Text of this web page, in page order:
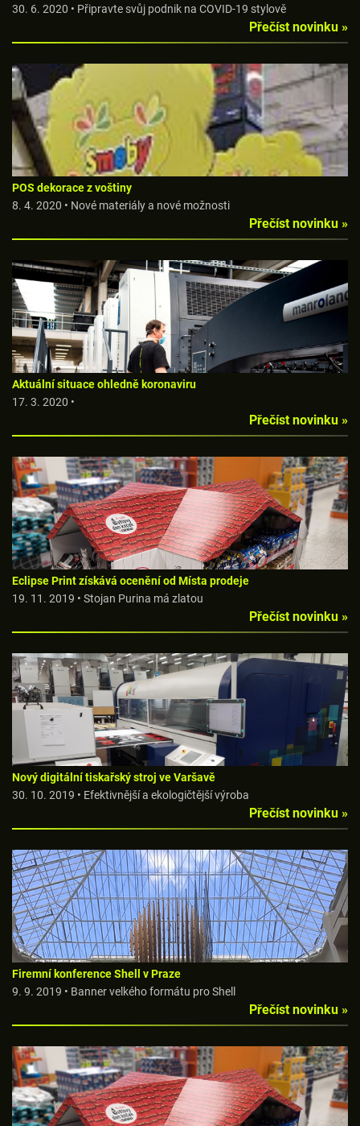
30. 6. 2020 • Připravte svůj podnik na COVID-19 stylově
Přečíst novinku »
POS dekorace z voštiny
8. 4. 2020 • Nové materiály a nové možnosti
Přečíst novinku »
Aktuální situace ohledně koronaviru
17. 3. 2020 •
Přečíst novinku »
Eclipse Print získává ocenění od Místa prodeje
19. 11. 2019 • Stojan Purina má zlatou
Přečíst novinku »
Nový digitální tiskařský stroj ve Varšavě
30. 10. 2019 • Efektivnější a ekologičtější výroba
Přečíst novinku »
Firemní konference Shell v Praze
9. 9. 2019 • Banner velkého formátu pro Shell
Přečíst novinku »